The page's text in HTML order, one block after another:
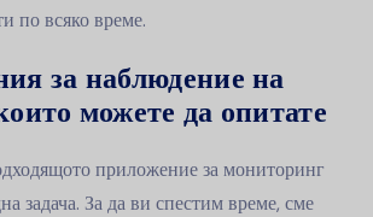
по всяко време.
за наблюдение на
можете да опитате
приложение за мониторинг
задача. За да ви спестим време, сме